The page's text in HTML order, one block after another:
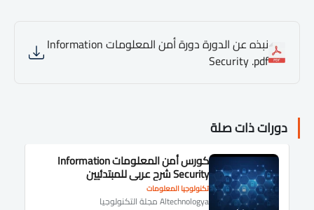
نبذه عن الدورة دورة أمن المعلومات Information
Security .pdf
دورات ذات صلة
تكنولوجيا المعلومات
كورس أمن المعلومات Information
Security شرح عربى للمبتدئيين
Altechnologya مجلة التكنولوجيا